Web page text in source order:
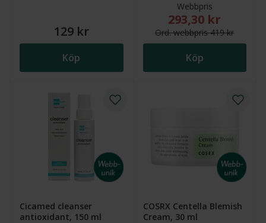
129 kr
Köp
Webbpris
Nytt reducerat
293,30 kr
Ord.webbpris419 kr
Köp
Cicamed cleanser
antioxidant, 150 ml
COSRX Centella Blemish
Cream, 30 ml